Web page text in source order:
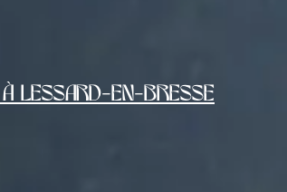
Lessard-en-Bresse